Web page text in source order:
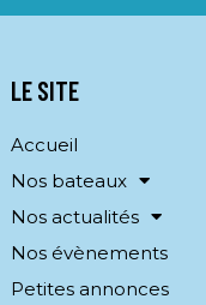
LE SITE
Accueil
Nos bateaux
Nos actualités
Nos évènements
Petites annonces